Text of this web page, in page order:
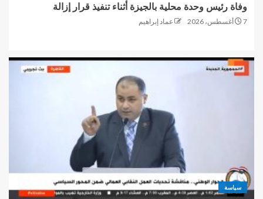
وفاة رئيس وحدة محلية بالجيزة أثناء تنفيذ قرار إزالة
7 أغسطس، 2026 عماد إبراهيم
سياسة